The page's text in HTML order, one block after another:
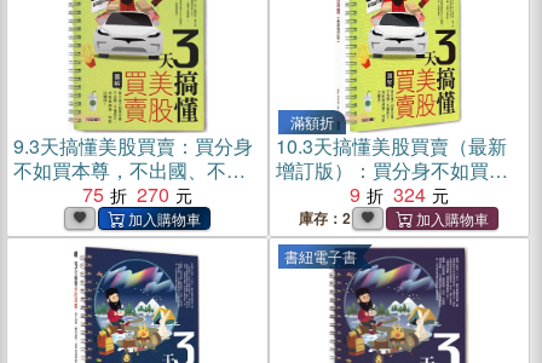
9.3天搞懂美股買賣：買分身
不如買本尊，不出國、不懂
英文，也能靠蘋果、特斯拉
賺錢！(電子書)
75 270
滿額折
10.3天搞懂美股買賣（最新
增訂版）：買分身不如買本
尊，不出國、不懂英文，也
能靠蘋果、特斯拉賺錢！
9 324
庫存：2
書紐電子書